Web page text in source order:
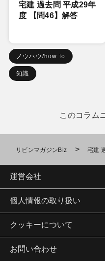
宅建 過去問 平成29年
度 【問46】解答
ノウハウ/how to
知識
このコラム
リビンマガジンBiz > 宅建
運営会社
個人情報の取り扱い
クッキーについて
お問い合わせ